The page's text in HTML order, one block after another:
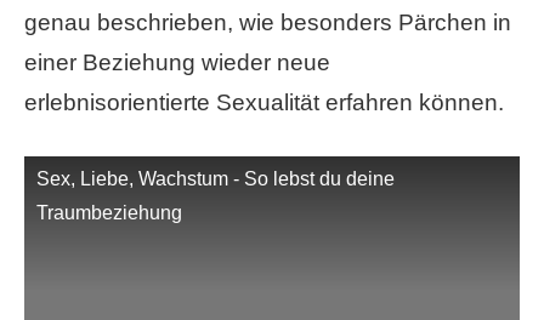
genau beschrieben, wie besonders Pärchen in
einer Beziehung wieder neue
erlebnisorientierte Sexualität erfahren können.
Sex, Liebe, Wachstum - So lebst du deine
Traumbeziehung